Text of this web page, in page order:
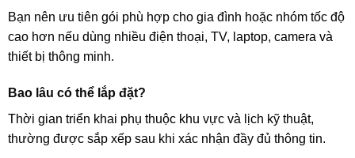
Bạn nên ưu tiên gói phù hợp cho gia đình hoặc nhóm tốc độ
cao hơn nếu dùng nhiều điện thoại, TV, laptop, camera và
thiết bị thông minh.
Bao lâu có thể lắp đặt?
Thời gian triển khai phụ thuộc khu vực và lịch kỹ thuật,
thường được sắp xếp sau khi xác nhận đầy đủ thông tin.